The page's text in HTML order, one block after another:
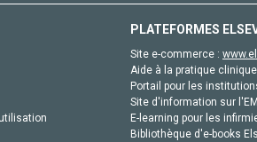
PLATEFORMES
Site e-commerce :
Aide à la pratique
Portail pour les
Site d'information sur
E-learning pour les
Bibliothèque d'e-books